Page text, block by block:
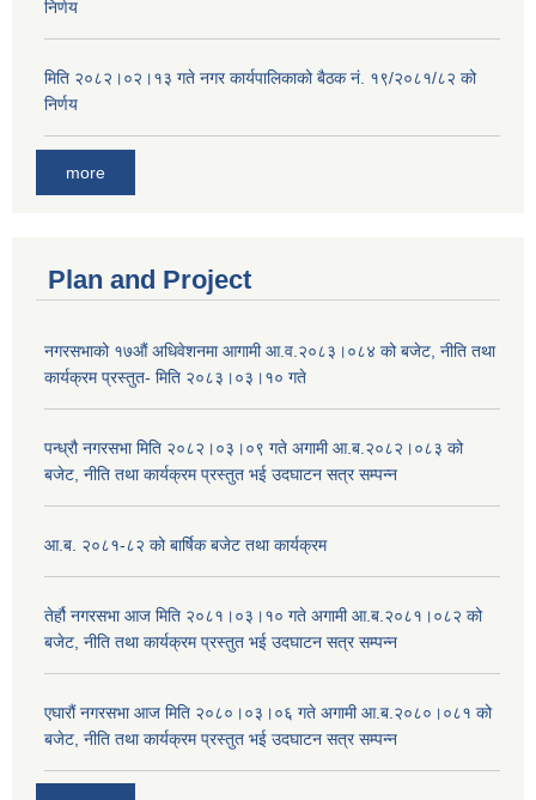
निर्णय
मिति २०८२।०२।१३ गते नगर कार्यपालिकाको बैठक नं. १९/२०८१/८२ को
निर्णय
more
Plan and Project
नगरसभाको १७औं अधिवेशनमा आगामी आ.व.२०८३।०८४ को बजेट, नीति तथा
कार्यक्रम प्रस्तुत- मिति २०८३।०३।१० गते
पन्ध्रौ नगरसभा मिति २०८२।०३।०९ गते अगामी आ.ब.२०८२।०८३ को
बजेट, नीति तथा कार्यक्रम प्रस्तुत भई उदघाटन सत्र सम्पन्न
आ.ब. २०८१-८२ को बार्षिक बजेट तथा कार्यक्रम
तेर्हौ नगरसभा आज मिति २०८१।०३।१० गते अगामी आ.ब.२०८१।०८२ को
बजेट, नीति तथा कार्यक्रम प्रस्तुत भई उदघाटन सत्र सम्पन्न
एघारौं नगरसभा आज मिति २०८०।०३।०६ गते अगामी आ.ब.२०८०।०८१ को
बजेट, नीति तथा कार्यक्रम प्रस्तुत भई उदघाटन सत्र सम्पन्न